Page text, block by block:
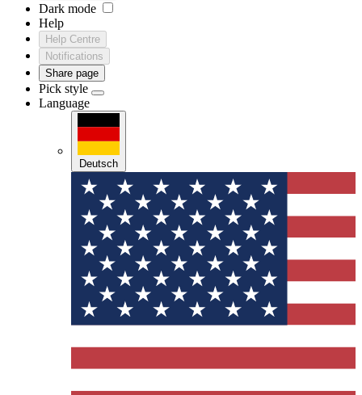
Dark mode
Help
Help Centre
Notifications
Share page
Pick style
Language
Deutsch